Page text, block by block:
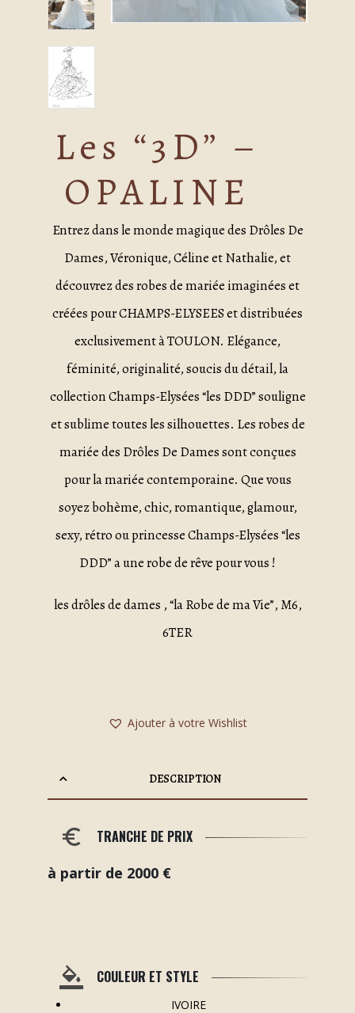
Les “3D” –
OPALINE
Entrez dans le monde magique des Drôles De
Dames, Véronique, Céline et Nathalie, et
découvrez des robes de mariée imaginées et
créées pour CHAMPS-ELYSEES et distribuées
exclusivement à TOULON. Elégance,
féminité, originalité, soucis du détail, la
collection Champs-Elysées “les DDD” souligne
et sublime toutes les silhouettes. Les robes de
mariée des Drôles De Dames sont conçues
pour la mariée contemporaine. Que vous
soyez bohème, chic, romantique, glamour,
sexy, rétro ou princesse Champs-Elysées “les
DDD” a une robe de rêve pour vous !
les drôles de dames , “la Robe de ma Vie”, M6,
6TER
Ajouter à votre Wishlist
DESCRIPTION
TRANCHE DE PRIX
à partir de 2000 €
COULEUR ET STYLE
IVOIRE